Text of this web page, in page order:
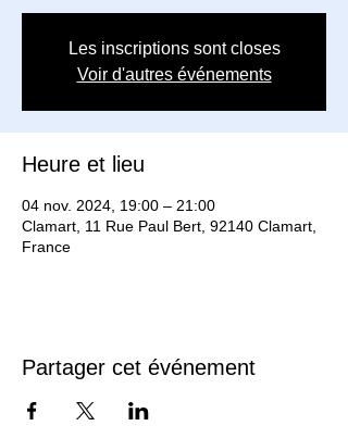
Les inscriptions sont closes
Voir d'autres événements
Heure et lieu
04 nov. 2024, 19:00 – 21:00
Clamart, 11 Rue Paul Bert, 92140 Clamart,
France
Partager cet événement